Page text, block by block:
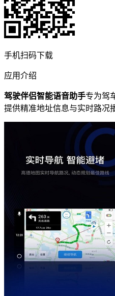
手机扫码下载
应用介绍
驾驶伴侣智能语音助手专为驾
提供精准地址信息与实时路况